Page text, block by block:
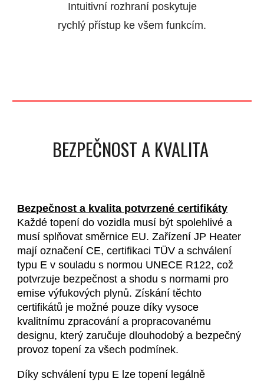
Intuitivní rozhraní poskytuje
rychlý přístup ke všem funkcím.
BEZPEČNOST A KVALITA
Bezpečnost a kvalita potvrzené certifikáty
Každé topení do vozidla musí být spolehlivé a
musí splňovat směrnice EU. Zařízení JP Heater
mají označení CE, certifikaci TÜV a schválení
typu E v souladu s normou UNECE R122, což
potvrzuje bezpečnost a shodu s normami pro
emise výfukových plynů. Získání těchto
certifikátů je možné pouze díky vysoce
kvalitnímu zpracování a propracovanému
designu, který zaručuje dlouhodobý a bezpečný
provoz topení za všech podmínek.
Díky schválení typu E lze topení legálně